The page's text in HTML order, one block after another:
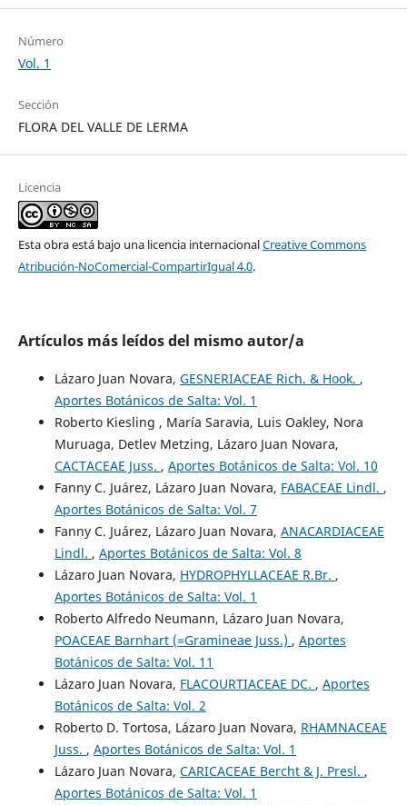
Número
Vol. 1
Sección
FLORA DEL VALLE DE LERMA
Licencia
Esta obra está bajo una licencia internacionalCreative Commons
Atribución-NoComercial-CompartirIgual 4.0.
Artículos más leídos del mismo autor/a
Lázaro Juan Novara, GESNERIACEAE Rich. & Hook. ,
Aportes Botánicos de Salta: Vol. 1
Roberto Kiesling , María Saravia, Luis Oakley, Nora
Muruaga, Detlev Metzing, Lázaro Juan Novara,
CACTACEAE Juss. , Aportes Botánicos de Salta: Vol. 10
Fanny C. Juárez, Lázaro Juan Novara, FABACEAE Lindl. ,
Aportes Botánicos de Salta: Vol. 7
Fanny C. Juárez, Lázaro Juan Novara, ANACARDIACEAE
Lindl. , Aportes Botánicos de Salta: Vol. 8
Lázaro Juan Novara, HYDROPHYLLACEAE R.Br. ,
Aportes Botánicos de Salta: Vol. 1
Roberto Alfredo Neumann, Lázaro Juan Novara,
POACEAE Barnhart (=Gramineae Juss.) , Aportes
Botánicos de Salta: Vol. 11
Lázaro Juan Novara, FLACOURTIACEAE DC. , Aportes
Botánicos de Salta: Vol. 2
Roberto D. Tortosa, Lázaro Juan Novara, RHAMNACEAE
Juss. , Aportes Botánicos de Salta: Vol. 1
Lázaro Juan Novara, CARICACEAE Bercht & J. Presl. ,
Aportes Botánicos de Salta: Vol. 1